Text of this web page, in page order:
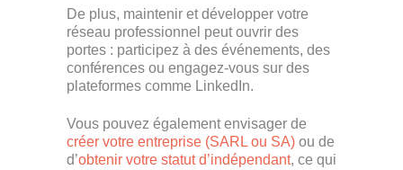
De plus, maintenir et développer votre
réseau professionnel peut ouvrir des
portes : participez à des événements, des
conférences ou engagez-vous sur des
plateformes comme LinkedIn.
Vous pouvez également envisager de
créer votre entreprise (SARL ou SA) ou de
d’obtenir votre statut d’indépendant, ce qui